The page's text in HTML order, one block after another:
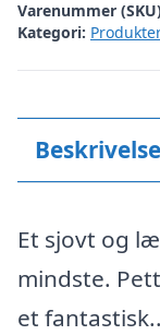
Varenummer
Kategori:
Beskrivelse
Et sjovt og
mindste.
et